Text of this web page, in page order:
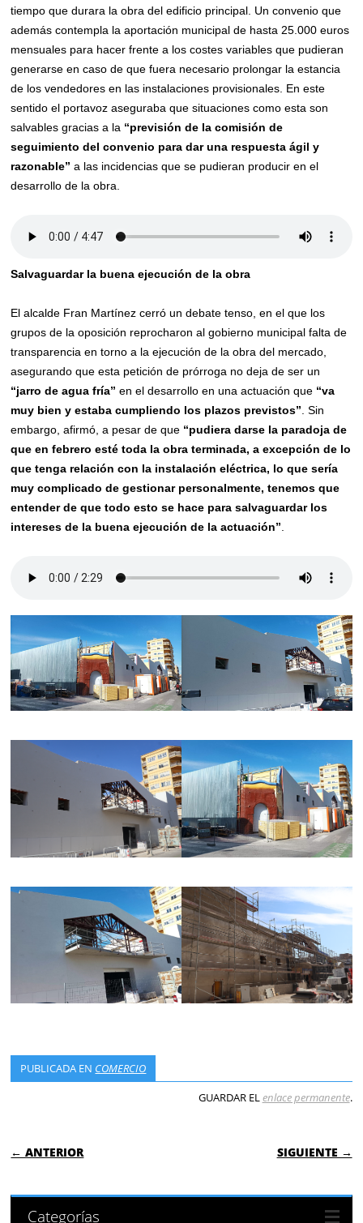
tiempo que durara la obra del edificio principal. Un convenio que
además contempla la aportación municipal de hasta 25.000 euros
mensuales para hacer frente a los costes variables que pudieran
generarse en caso de que fuera necesario prolongar la estancia
de los vendedores en las instalaciones provisionales. En este
sentido el portavoz aseguraba que situaciones como esta son
salvables gracias a la “previsión de la comisión de
seguimiento del convenio para dar una respuesta ágil y
razonable” a las incidencias que se pudieran producir en el
desarrollo de la obra.
Salvaguardar la buena ejecución de la obra
El alcalde Fran Martínez cerró un debate tenso, en el que los
grupos de la oposición reprocharon al gobierno municipal falta de
transparencia en torno a la ejecución de la obra del mercado,
asegurando que esta petición de prórroga no deja de ser un
“jarro de agua fría” en el desarrollo en una actuación que “va
muy bien y estaba cumpliendo los plazos previstos” . Sin
embargo, afirmó, a pesar de que “pudiera darse la paradoja de
que en febrero esté toda la obra terminada, a excepción de lo
que tenga relación con la instalación eléctrica, lo que sería
muy complicado de gestionar personalmente, tenemos que
entender de que todo esto se hace para salvaguardar los
intereses de la buena ejecución de la actuación”
PUBLICADA EN COMERCIO
GUARDAR ELenlace permanente.
NAVEGACIÓN DE ENTRADAS
← ANTERIOR SIGUIENTE →
Categorías